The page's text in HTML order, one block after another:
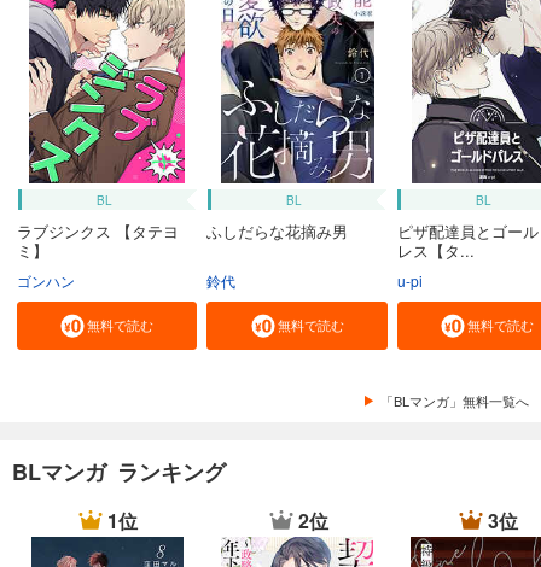
BL
ラブジンクス 【タテヨ
ミ】
ゴンハン
無料で読む
BL
ふしだらな花摘み男
鈴代
無料で読む
BL
ピザ配達員とゴー
レス【タ...
u-pi
無料で読む
「BLマンガ」無料一覧へ
BLマンガ ランキング
1位 2位 3位